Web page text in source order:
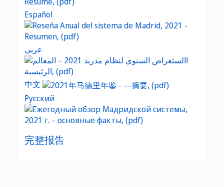
Español
عربي
中文
Русский
完整报告